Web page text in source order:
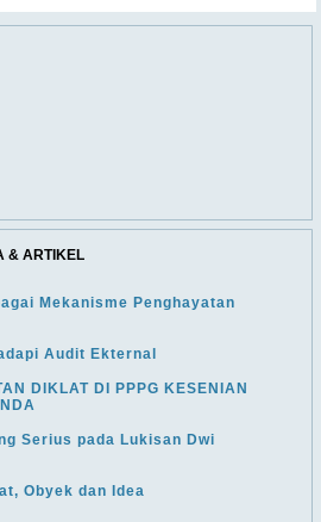
& ARTIKEL
Mekanisme Penghayatan
Audit Ekternal
DIKLAT DI PPPG KESENIAN
Serius pada Lukisan Dwi
Obyek dan Idea